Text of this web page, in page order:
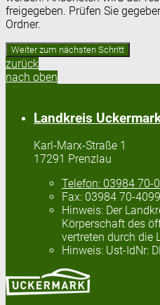
freigegeben. Prüfen Sie
Ordner.
zurück
nach oben
Landkreis
Karl-Marx-Straße 1
17291 Prenzlau
Telefon: 03984 70-0
Fax: 03984 70-4099
Hinweis: Der
Körperschaft des
vertreten durch die
Hinweis: Ust-IdNr: